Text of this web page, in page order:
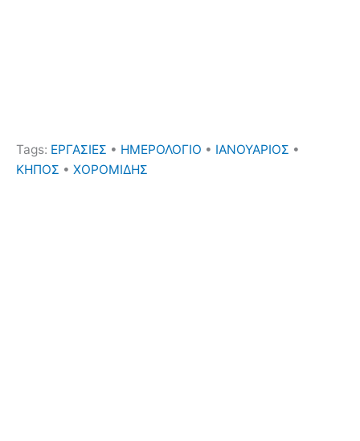
Tags: ΕΡΓΑΣΙΕΣ • ΗΜΕΡΟΛΟΓΙΟ • ΙΑΝΟΥΑΡΙΟΣ •
ΚΗΠΟΣ • ΧΟΡΟΜΙΔΗΣ